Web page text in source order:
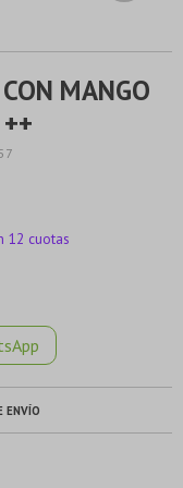
MANGO
12 cuotas
ENVÍO